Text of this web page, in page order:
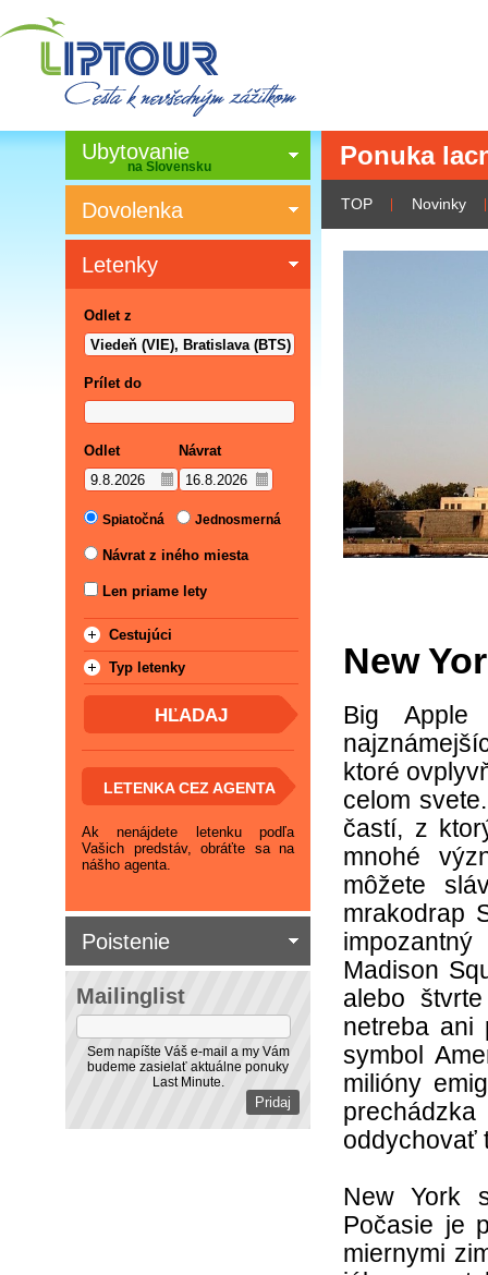
Ponuka
TOP Novinky
New
Big
ktoré
celom
častí, z
mnohé
môžete
mrakodrap
Madison
alebo
netreba ani
symbol
milióny
oddychovať
New York
Počasie je
miernymi
Ubytovanie
na Slovensku
Dovolenka
Mailinglist
Sem napíšte Váš e-mail a my Vám
budeme zasielať aktuálne ponuky
Last Minute.
Letenky
Odlet z
Prílet do
Odlet Návrat
Spiatočná Jednosmerná
Návrat z iného miesta
Len priame lety
Cestujúci
Typ letenky
LETENKA CEZ AGENTA
Ak nenájdete letenku podľa
Vašich predstáv, obráťte sa na
nášho agenta.
Poistenie